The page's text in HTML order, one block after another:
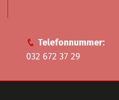
Telefonnummer:
032 672 37 29